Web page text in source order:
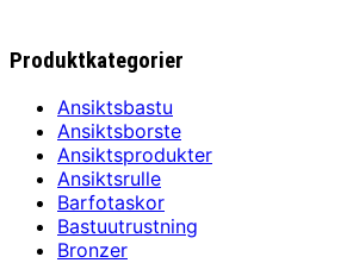
Produktkategorier
Ansiktsbastu
Ansiktsborste
Ansiktsprodukter
Ansiktsrulle
Barfotaskor
Bastuutrustning
Bronzer